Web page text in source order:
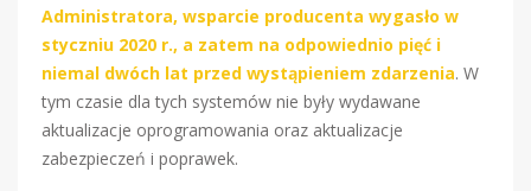
Administratora, wsparcie producenta wygasło w
styczniu 2020 r., a zatem na odpowiednio pięć i
niemal dwóch lat przed wystąpieniem zdarzenia. W
tym czasie dla tych systemów nie były wydawane
aktualizacje oprogramowania oraz aktualizacje
zabezpieczeń i poprawek.